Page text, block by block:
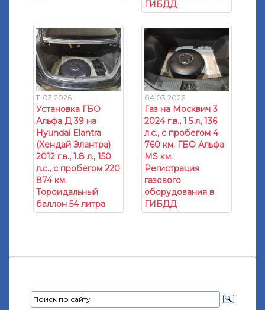
ГИБДД
11.03.2026
Установка ГБО
Альфа Д 39 на
Hyundai Elantra
(Хендай Элантра)
2012 г.в., 1.8 л., 150
л.с., с пробегом 220
874 км.
Тороидальный
баллон 54 литра
04.03.2026
Газ на Москвич 3
2024 г.в., 1.5 л, 136
л.с., с пробегом 4
760 км. ГБО Альфа
МS км.
Регистрация
газового
оборудования в
ГИБДД